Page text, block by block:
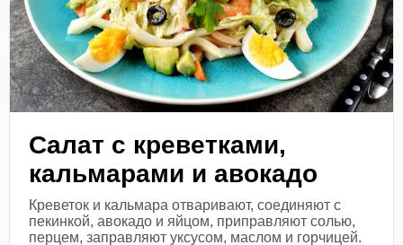
Салат с креветками,
кальмарами и авокадо
Креветок и кальмара отваривают, соединяют с
пекинкой, авокадо и яйцом, приправляют солью,
перцем, заправляют уксусом, маслом и горчицей.